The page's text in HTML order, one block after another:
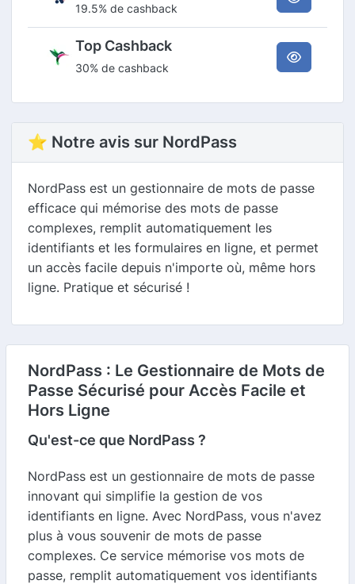
19.5% de cashback
Top Cashback
30% de cashback
⭐ Notre avis sur NordPass
NordPass est un gestionnaire de mots de passe
efficace qui mémorise des mots de passe
complexes, remplit automatiquement les
identifiants et les formulaires en ligne, et permet
un accès facile depuis n'importe où, même hors
ligne. Pratique et sécurisé !
NordPass : Le Gestionnaire de Mots de
Passe Sécurisé pour Accès Facile et
Hors Ligne
Qu'est-ce que NordPass ?
NordPass est un gestionnaire de mots de passe
innovant qui simplifie la gestion de vos
identifiants en ligne. Avec NordPass, vous n'avez
plus à vous souvenir de mots de passe
complexes. Ce service mémorise vos mots de
passe, remplit automatiquement vos identifiants